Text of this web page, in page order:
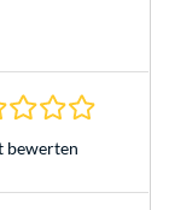
bewerten